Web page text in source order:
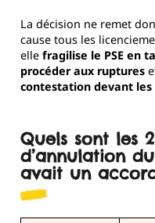
La décision ne remet
cause tous les
elle fragilise le PSE en
procéder aux ruptures
contestation devant les
Quels sont les 2 motifs juridique
d’annulation
avait un